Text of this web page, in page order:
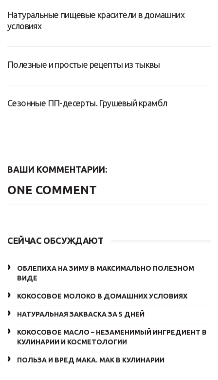
Натуральные пищевые красители в домашних
условиях
Полезные и простые рецепты из тыквы
Сезонные ПП-десерты. Грушевый крамбл
ВАШИ КОММЕНТАРИИ:
ONE COMMENT
СЕЙЧАС ОБСУЖДАЮТ
ОБЛЕПИХА НА ЗИМУ В МАКСИМАЛЬНО ПОЛЕЗНОМ
ВИДЕ
КОКОСОВОЕ МОЛОКО В ДОМАШНИХ УСЛОВИЯХ
НАТУРАЛЬНАЯ ЗАКВАСКА ЗА 5 ДНЕЙ
КОКОСОВОЕ МАСЛО – НЕЗАМЕНИМЫЙ ИНГРЕДИЕНТ В
КУЛИНАРИИ И КОСМЕТОЛОГИИ
ПОЛЬЗА И ВРЕД МАКА. МАК В КУЛИНАРИИ